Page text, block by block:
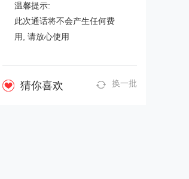
温馨提示:
此次通话将不会产生任何费
用, 请放心使用
猜你喜欢 换一批